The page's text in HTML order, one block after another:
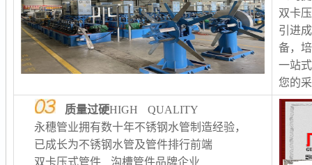
双卡
引进
备，
一站
您的
质量过硬HIGH QUALITY
永穗管业拥有数十年不锈钢水管制造经验，
已成长为不锈钢水管及管件排行前端
双卡压式管件 沟槽管件品牌企业